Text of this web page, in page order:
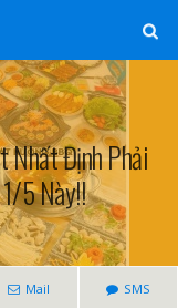
Nhất Định Phải
5 Này!!
Mail SMS